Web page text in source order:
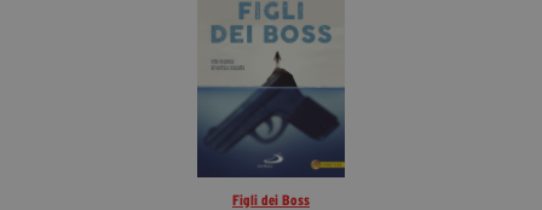
Figli dei Boss